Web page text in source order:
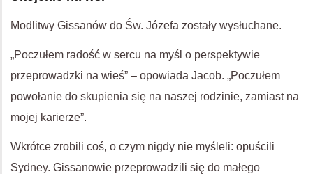
Modlitwy Gissanów do Św. Józefa zostały wysłuchane.
„Poczułem radość w sercu na myśl o perspektywie
przeprowadzki na wieś” – opowiada Jacob. „Poczułem
powołanie do skupienia się na naszej rodzinie, zamiast na
mojej karierze”.
Wkrótce zrobili coś, o czym nigdy nie myśleli: opuścili
Sydney. Gissanowie przeprowadzili się do małego